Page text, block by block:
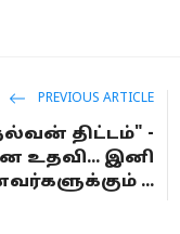
PREVIOUS ARTICLE
திட்டம்" -
உதவி... இனி
...